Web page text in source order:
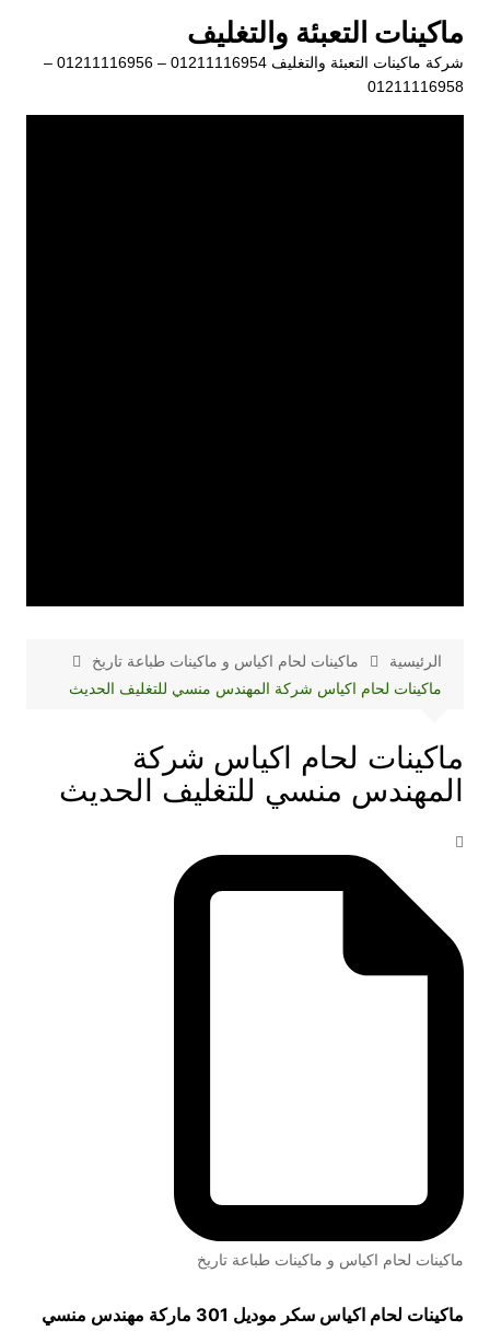
المحتوى
ماكينات التعبئة والتغليف
شركة ماكينات التعبئة والتغليف 01211116954 – 01211116956 –
01211116958
الرئيسية
ماكينات لحام اكياس و ماكينات طباعة تاريخ
ماكينات لحام اكياس شركة المهندس منسي للتغليف الحديث
ماكينات لحام اكياس شركة
المهندس منسي للتغليف الحديث
ماكينات لحام اكياس و ماكينات طباعة تاريخ
ماكينات لحام اكياس سكر موديل 301 ماركة مهندس منسي